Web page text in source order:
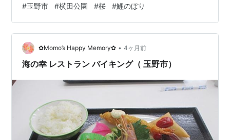
#玉野市 #横田公園 #桜 #鯉のぼり
✿Momo’s Happy Memory✿ • 4ヶ月前
海の幸 レストラン バイキング（ 玉野市）